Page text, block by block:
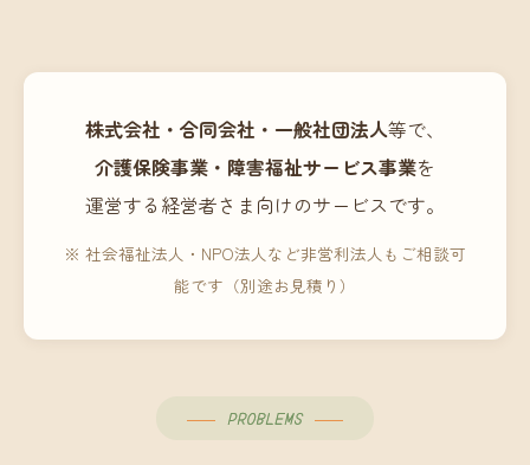
株式会社・合同会社・一般社団法人等で、
介護保険事業・障害福祉サービス事業を
運営する経営者さま向けのサービスです。
※ 社会福祉法人・NPO法人など非営利法人もご相談可
能です（別途お見積り）
PROBLEMS